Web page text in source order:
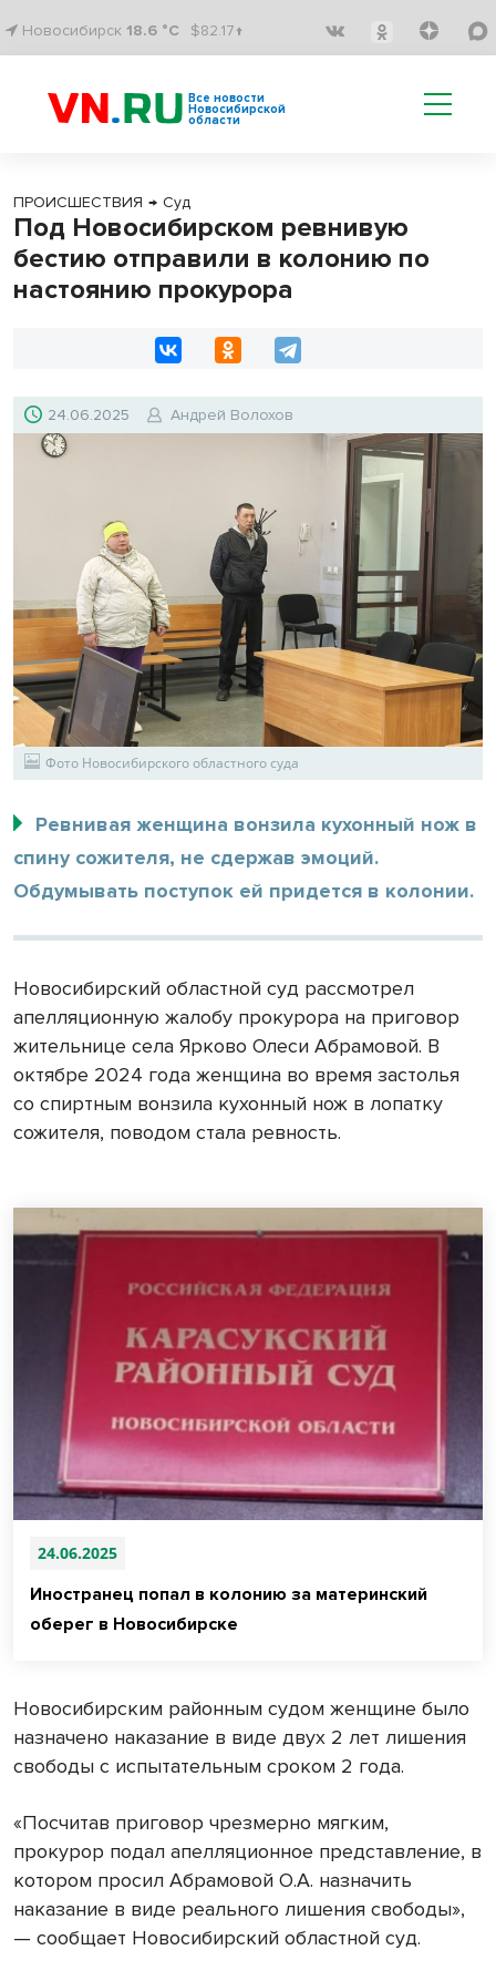
Новосибирск 18.6 °C $82.17↑
Все новости
Новосибирской
области
ПРОИСШЕСТВИЯ → Суд
Под Новосибирском ревнивую
бестию отправили в колонию по
настоянию прокурора
24.06.2025 Андрей Волохов
Фото Новосибирского областного суда
Ревнивая женщина вонзила кухонный нож в
спину сожителя, не сдержав эмоций.
Обдумывать поступок ей придется в колонии.
Новосибирский областной суд рассмотрел
апелляционную жалобу прокурора на приговор
жительнице села Ярково Олеси Абрамовой. В
октябре 2024 года женщина во время застолья
со спиртным вонзила кухонный нож в лопатку
сожителя, поводом стала ревность.
24.06.2025
Иностранец попал в колонию за материнский
оберег в Новосибирске
Новосибирским районным судом женщине было
назначено наказание в виде двух 2 лет лишения
свободы с испытательным сроком 2 года.
«Посчитав приговор чрезмерно мягким,
прокурор подал апелляционное представление, в
котором просил Абрамовой О.А. назначить
наказание в виде реального лишения свободы»,
— сообщает Новосибирский областной суд.